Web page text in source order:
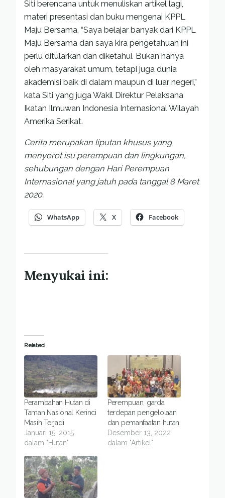
Siti berencana untuk menuliskan artikel lagi,
materi presentasi dan buku mengenai KPPL
Maju Bersama. “Saya belajar banyak dari KPPL
Maju Bersama dan saya kira pengetahuan ini
perlu ditularkan dan diketahui. Bukan hanya
oleh masyarakat umum, tetapi juga dunia
akademisi baik di dalam maupun di luar negeri,”
kata Siti yang juga Wakil Direktur Pelaksana
Ikatan Ilmuwan Indonesia Internasional Wilayah
Amerika Serikat.
Cerita merupakan liputan khusus yang
menyorot isu perempuan dan lingkungan,
sehubungan dengan Hari Perempuan
Internasional yang jatuh pada tanggal 8 Maret
2020.
WhatsApp X Facebook
Menyukai ini:
Related
Perambahan Hutan di
Taman Nasional Kerinci
Masih Terjadi
Januari 15, 2015
dalam "Hutan"
Perempuan, garda
terdepan pengelolaan
dan pemanfaatan hutan
Desember 13, 2022
dalam "Artikel"